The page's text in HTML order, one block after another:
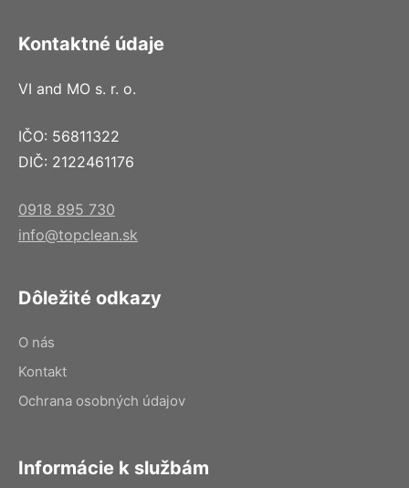
Kontaktné údaje
VI and MO s. r. o.
IČO: 56811322
DIČ: 2122461176
0918 895 730
info@topclean.sk
Dôležité odkazy
O nás
Kontakt
Ochrana osobných údajov
Informácie k službám